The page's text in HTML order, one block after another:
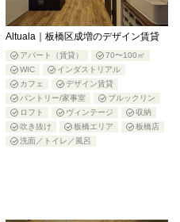
Altuala｜板橋区成増のデザイン賃貸
アパート（賃貸）
70〜100㎡
WIC
インダストリアル
カフェ
デザイン賃貸
パントリー/家事室
ブルックリン
ロフト
ヴィンテージ
収納
吹き抜け
板橋エリア
板橋店
洗面／トイレ／風呂